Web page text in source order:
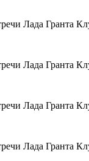
Лада Гранта
Лада Гранта
Лада Гранта
Лада Гранта